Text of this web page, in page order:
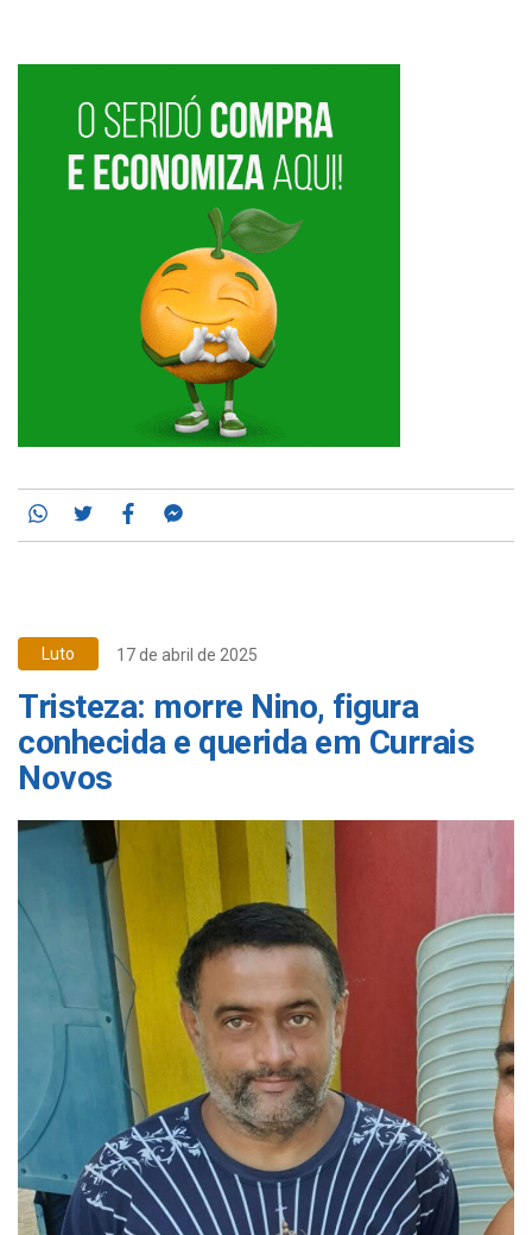
Whatsapp
TwitterFacebook
Luto 17 de abril de 2025
Tristeza: morre Nino, figura
conhecida e querida em Currais
Novos